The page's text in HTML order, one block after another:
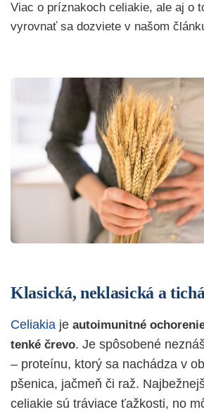
Viac o príznakoch celiakie, ale aj o
vyrovnať sa dozviete v našom
Klasická, neklasická a
Celiakia je autoimunitné
tenké črevo. Je spôsobené
– proteínu, ktorý sa nachádza v
pšenica, jačmeň či raž.
celiakie sú tráviace ťažkosti, no